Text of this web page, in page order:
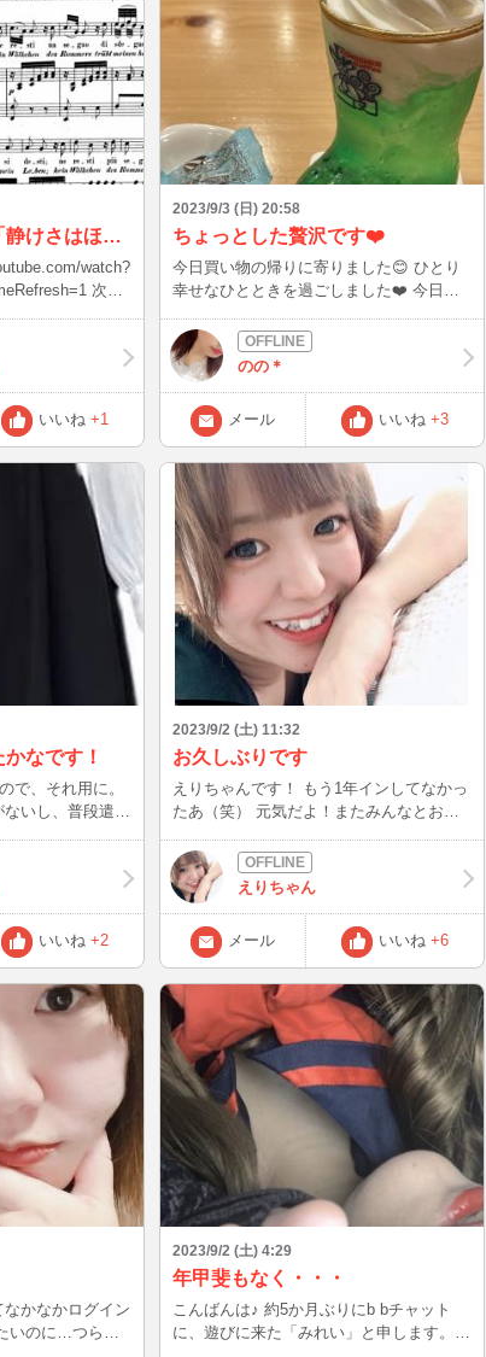
モーツァルト作曲「静けさはほほえみ」勉強したかなです！
watch?
次の
聞き方が変わる
とをお勧めしま
笑 Ridente
穏やかに笑う
si
目覚め 同じ言葉
時は非和声音を
さ、本当に大切な
un
が残ってる di
り、そして恐怖
最中で、大切
次に死ぬのは自
に笑うと魂の中
落ち着いてい
魂の中で何に目
拠が残ってる、
来る a
)締め付けられ
抱きしめてくれ
dolce
謝します 大切な
、次は自分が死ぬ
なたの優しさで浄
り返す。悲しみ
入れてくれて、報
と言いたいとこ
がトレンドのた
されている
si desti,→穏や
たは目覚め
であなたは目覚
ので、この時は
革命で亡くなっ
覚める。 ne
くの証拠が残
いいね +1
2023/9/3 (日) 20:58
ちょっとした贅沢です❤️
今日買い物の帰りに寄りました😊 ひとり
幸せなひとときを過ごしました❤️ 今日も
お時間の合う方、ぜひお話したいです♪ よ
ろしくお願いします(*´ω`*)
のの＊
メール いいね +3
なです！
で、それ用に。
いし、普段遣い
ブログ参照)、
ンピースだった
感じですね！
着用したらてる
るので、パニエ
出すもので、バ
ッションしてる
など…！ ウェ
長いものは踏ん
アイテムですね
な？ 皆様は
うご自愛くださ
〜04:50
いいね +2
2023/9/2 (土) 11:32
お久しぶりです
えりちゃんです！ もう1年インしてなかっ
たあ（笑） 元気だよ！またみんなとお話
おります(* 'ᵕ' )☆ゲームの話とかもできる
人いたら話そうね♡
えりちゃん
メール いいね +6
かなかログイン
いのに…つらい
2023/9/2 (土) 4:29
年甲斐もなく・・・
こんばんは♪ 約5か月ぶりにb bチャット
に、遊びに来た「みれい」と申します。